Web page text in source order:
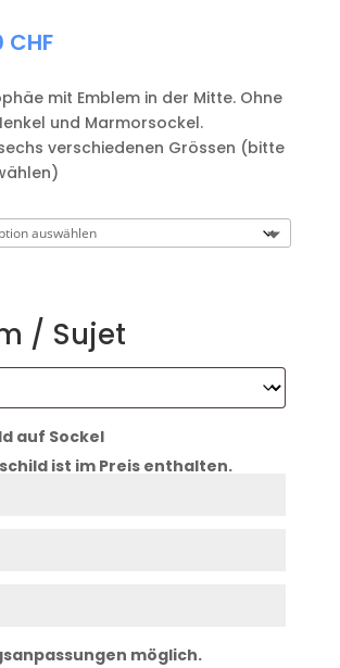
CHF
mit Emblem in der Mitte. Ohne
und Marmorsockel.
verschiedenen Grössen (bitte
/ Sujet
auf Sockel
ist im Preis enthalten.
möglich.